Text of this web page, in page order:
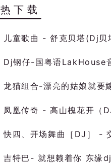
热下载
吉特巴- 就想赖着你 东缘dj